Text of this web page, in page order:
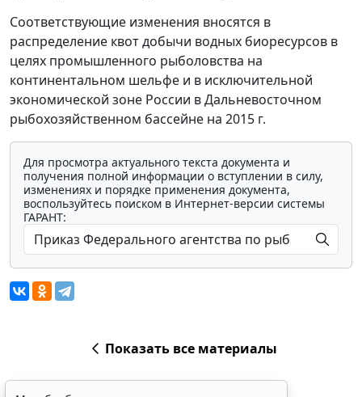
Соответствующие изменения вносятся в
распределение квот добычи водных биоресурсов в
целях промышленного рыболовства на
континентальном шельфе и в исключительной
экономической зоне России в Дальневосточном
рыбохозяйственном бассейне на 2015 г.
Для просмотра актуального текста документа и
получения полной информации о вступлении в силу,
изменениях и порядке применения документа,
воспользуйтесь поиском в Интернет-версии системы
ГАРАНТ:
Показать все материалы